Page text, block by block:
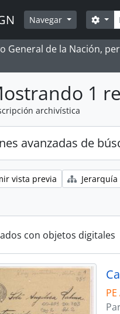
Navegar
General de la Nación,
1
archivística
avanzadas de
vista previa Jerarquía
con objetos digitales